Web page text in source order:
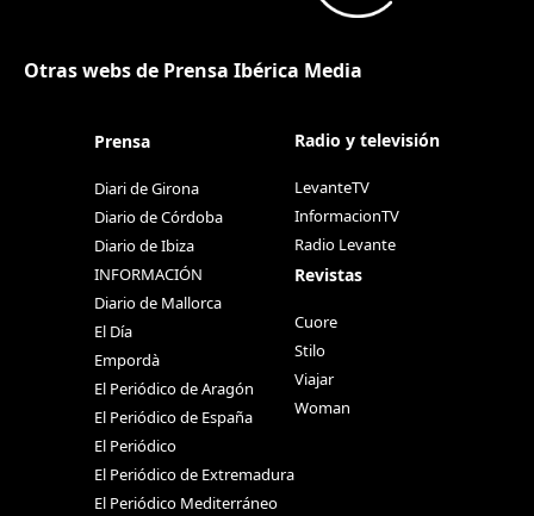
Otras webs de Prensa Ibérica Media
Prensa
Diari de Girona
Diario de Córdoba
Diario de Ibiza
INFORMACIÓN
Diario de Mallorca
El Día
Empordà
El Periódico de Aragón
El Periódico de España
El Periódico
El Periódico de Extremadura
El Periódico Mediterráneo
Radio y televisión
LevanteTV
InformacionTV
Radio Levante
Revistas
Cuore
Stilo
Viajar
Woman